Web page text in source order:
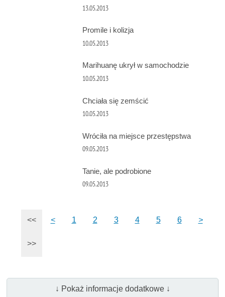
13.05.2013
Promile i kolizja
10.05.2013
Marihuanę ukrył w samochodzie
10.05.2013
Chciała się zemścić
10.05.2013
Wróciła na miejsce przestępstwa
09.05.2013
Tanie, ale podrobione
09.05.2013
<< < 1 2 3 4 5 6 >
>>
↓ Pokaż informacje dodatkowe ↓